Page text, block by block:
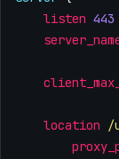
listen 443
location /